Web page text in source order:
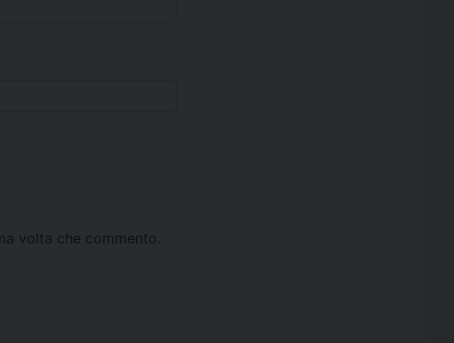
volta che commento.